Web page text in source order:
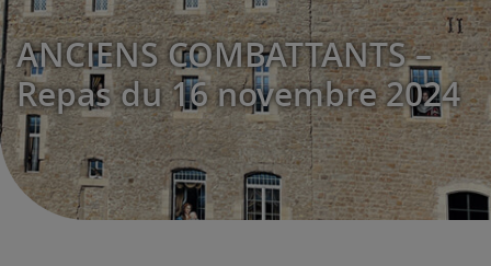
ANCIENS COMBATTANTS –
Repas du 16 novembre 2024